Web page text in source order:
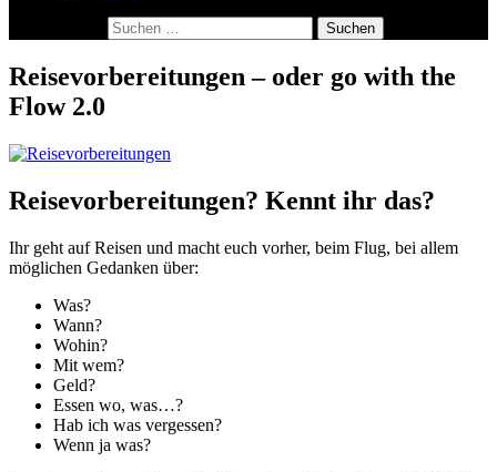
Reisevorbereitungen – oder go with the
Flow 2.0
Reisevorbereitungen? Kennt ihr das?
Ihr geht auf Reisen und macht euch vorher, beim Flug, bei allem
möglichen Gedanken über:
Was?
Wann?
Wohin?
Mit wem?
Geld?
Essen wo, was…?
Hab ich was vergessen?
Wenn ja was?